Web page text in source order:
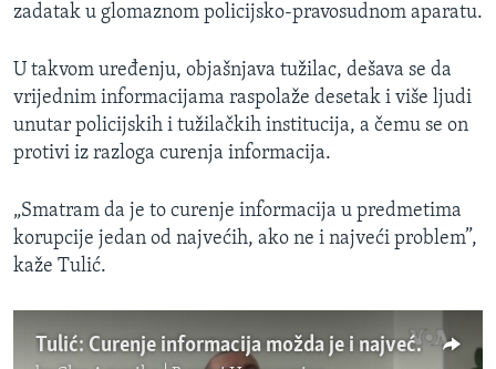
zadatak u glomaznom policijsko-pravosudnom aparatu.
U takvom uređenju, objašnjava tužilac, dešava se da
vrijednim informacijama raspolaže desetak i više ljudi
unutar policijskih i tužilačkih institucija, a čemu se on
protivi iz razloga curenja informacija.
„Smatram da je to curenje informacija u predmetima
korupcije jedan od najvećih, ako ne i najveći problem”,
kaže Tulić.
Tulić: Curenje informacija možda je i najveći problem u predmetima korupcije